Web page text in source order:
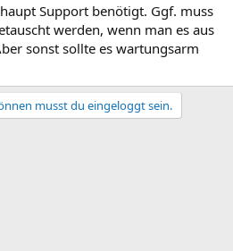
Support benötigt. Ggf. muss
werden, wenn man es aus
sonst sollte es wartungsarm
musst du eingeloggt sein.